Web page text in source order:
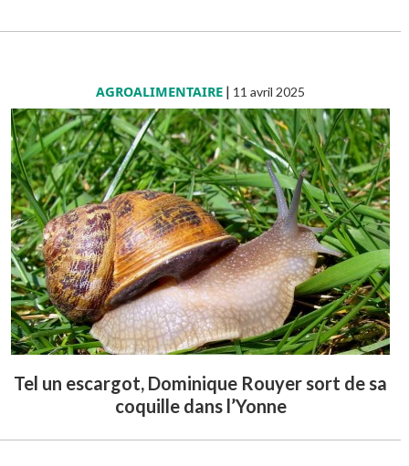
AGROALIMENTAIRE | 11 avril 2025
Tel un escargot, Dominique Rouyer sort de sa
coquille dans l’Yonne